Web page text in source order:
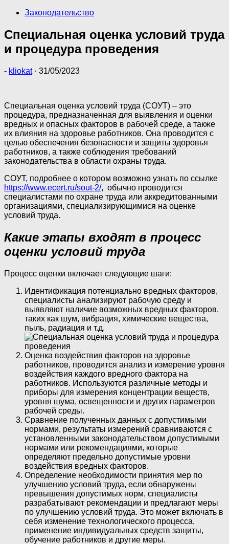
Законодательство
Специальная оценка условий труда
и процедура проведения
- kliokat · 31/05/2023
Специальная оценка условий труда (СОУТ) – это
процедура, предназначенная для выявления и оценки
вредных и опасных факторов в рабочей среде, а также
их влияния на здоровье работников. Она проводится с
целью обеспечения безопасности и защиты здоровья
работников, а также соблюдения требований
законодательства в области охраны труда.
СОУТ, подробнее о котором возможно узнать по ссылке
https://www.ecert.ru/sout-2/, обычно проводится
специалистами по охране труда или аккредитованными
организациями, специализирующимися на оценке
условий труда.
Какие этапы входят в процесс
оценки условий труда
Процесс оценки включает следующие шаги:
Идентификация потенциально вредных факторов,
специалисты анализируют рабочую среду и
выявляют наличие возможных вредных факторов,
таких как шум, вибрация, химические вещества,
пыль, радиация и т.д.
Оценка воздействия факторов на здоровье
работников, проводится анализ и измерение уровня
воздействия каждого вредного фактора на
работников. Используются различные методы и
приборы для измерения концентрации веществ,
уровня шума, освещенности и других параметров
рабочей среды.
Сравнение полученных данных с допустимыми
нормами, результаты измерений сравниваются с
установленными законодательством допустимыми
нормами или рекомендациями, которые
определяют предельно допустимые уровни
воздействия вредных факторов.
Определение необходимости принятия мер по
улучшению условий труда, если обнаружены
превышения допустимых норм, специалисты
разрабатывают рекомендации и предлагают меры
по улучшению условий труда. Это может включать в
себя изменение технологического процесса,
применение индивидуальных средств защиты,
обучение работников и другие меры.